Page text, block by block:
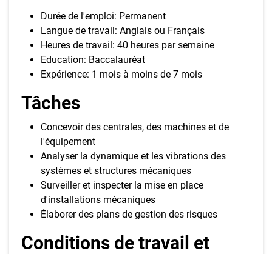
Durée de l'emploi: Permanent
Langue de travail: Anglais ou Français
Heures de travail: 40 heures par semaine
Education: Baccalauréat
Expérience: 1 mois à moins de 7 mois
Tâches
Concevoir des centrales, des machines et de
l'équipement
Analyser la dynamique et les vibrations des
systèmes et structures mécaniques
Surveiller et inspecter la mise en place
d'installations mécaniques
Élaborer des plans de gestion des risques
Conditions de travail et